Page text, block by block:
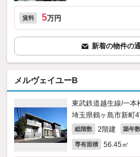
賃料 5万円
新着の物件の
メルヴェイユーB
東武鉄道越生線/一本
埼玉県鶴ヶ島市新町
総階数 2階建 築年数
専有面積 56.45㎡